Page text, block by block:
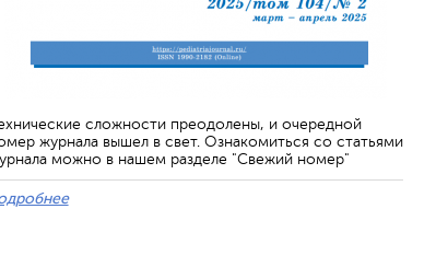
сложности преодолены, и очередной
журнала вышел в свет. Ознакомиться со статьями
можно в нашем разделе "Свежий номер"